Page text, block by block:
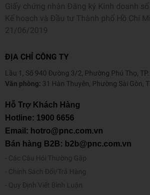
Giấy chứng nhận Đăng ký Kinh doanh
Kế hoạch và Đầu tư Thành phố Hồ Chí
21/06/2019
ĐỊA CHỈ CÔNG TY
Lầu 1, Số 940 Đường 3/2, Phường Phú Thọ,
Văn phòng: 31 Hàn Thuyên, Phường Sài Gòn,
Hỗ Trợ Khách Hàng
Hotline: 1900 6656
Email: hotro@pnc.com.vn
Bán hàng B2B: b2b@pnc.com.vn
Các Câu Hỏi Thường Gặp
Chính Sách Đổi/Trả Hàng
Quy Định Viết Bình Luận